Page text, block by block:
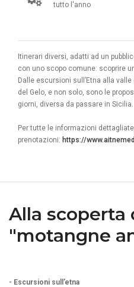
tutto l'anno
Itinerari diversi, adatti ad un
con uno scopo comune: scoprire
Dalle escursioni sull’Etna alla
del Gelo, e non solo, sono le
giorni, diversa da passare in Sicilia.
Per tutte le informazioni
prenotazioni: https://
Alla scoperta
"motangne
- Escursioni sull’etna